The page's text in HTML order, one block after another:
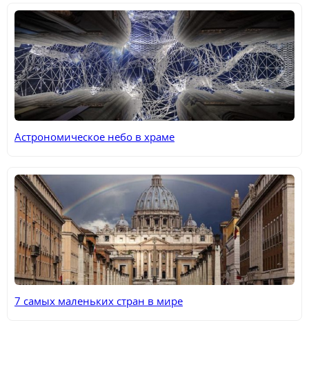
Астрономическое небо в храме
7 самых маленьких стран в мире